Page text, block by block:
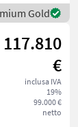
Gold
117.810
€
inclusa IVA
19%
99.000 €
netto